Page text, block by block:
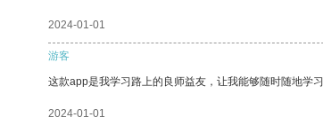
2024-01-01
游客
这款app是我学习路上的良师益友，让我能够随时随地学
2024-01-01